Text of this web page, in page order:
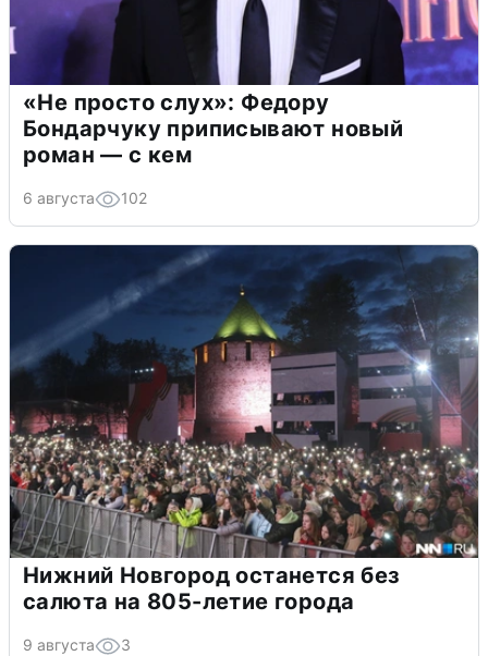
«Не просто слух»: Федору
Бондарчуку приписывают новый
роман — с кем
6 августа 102
Нижний Новгород останется без
салюта на 805-летие города
9 августа 3